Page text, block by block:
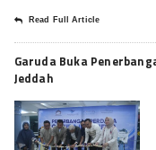
Read Full Article
Garuda Buka
Jeddah